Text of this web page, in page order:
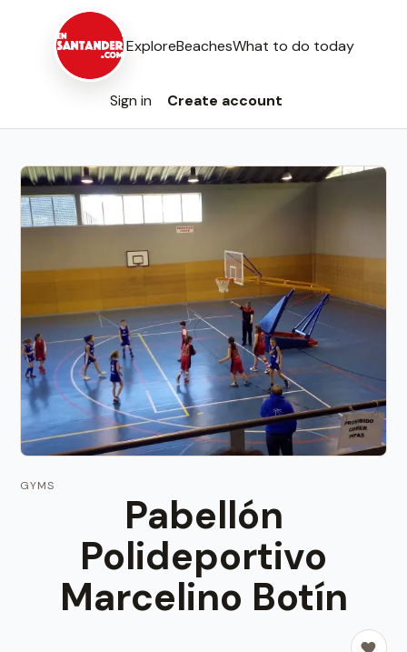
ExploreBeachesWhat to do today
Sign in Create account
GYMS
Pabellón
Polideportivo
Marcelino Botín